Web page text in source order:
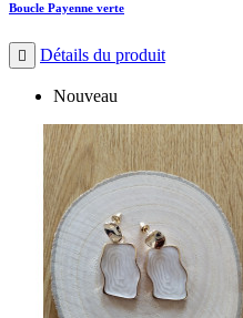
Boucle Payenne verte
 Détails du produit
Nouveau